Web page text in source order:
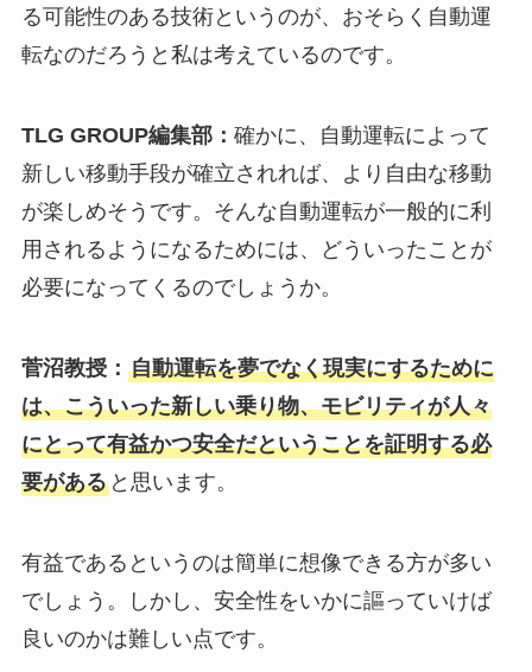
る可能性のある技術というのが、おそらく自動運
転なのだろうと私は考えているのです。
TLG GROUP編集部： 確かに、自動運転によって
新しい移動手段が確立されれば、より自由な移動
が楽しめそうです。そんな自動運転が一般的に利
用されるようになるためには、どういったことが
必要になってくるのでしょうか。
菅沼教授： 自動運転を夢でなく現実にするために
は、こういった新しい乗り物、モビリティが人々
にとって有益かつ安全だということを証明する必
要があると思います。
有益であるというのは簡単に想像できる方が多い
でしょう。しかし、安全性をいかに謳っていけば
良いのかは難しい点です。